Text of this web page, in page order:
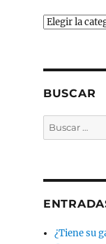
Categorías
BUSCAR
Buscar
por:
¿Tiene su